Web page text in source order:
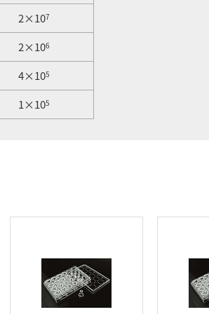
2×107
2×106
4×105
1×105